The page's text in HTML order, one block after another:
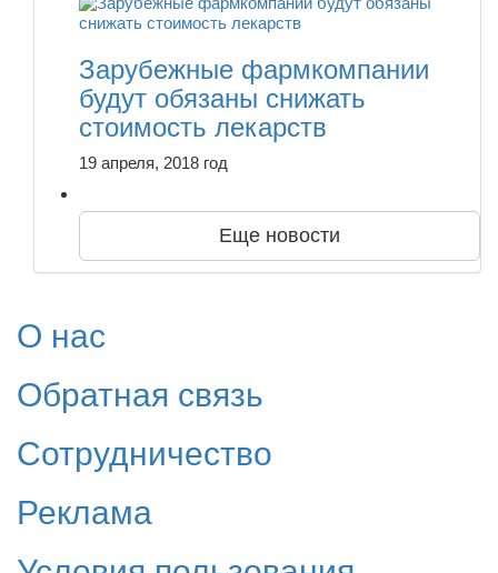
Зарубежные фармкомпании
будут обязаны снижать
стоимость лекарств
19 апреля, 2018 год
Еще новости
О нас
Обратная связь
Сотрудничество
Реклама